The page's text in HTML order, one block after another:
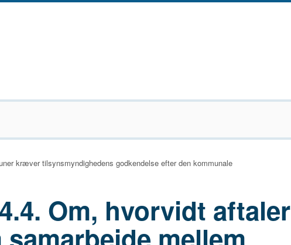
kræver tilsynsmyndighedens godkendelse efter den kommunale
Om, hvorvidt aftaler